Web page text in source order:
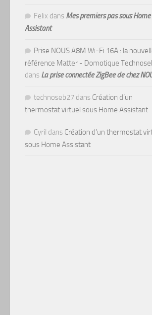
Felix dans Mes premiers pas sous Home
Assistant
Prise NOUS A8M Wi-Fi 16A : la
référence Matter - Domotique
dans La prise connectée ZigBee de chez
technoseb27 dans Création d’un
thermostat virtuel sous Home Assistant
Cyril dans Création d’un thermostat
sous Home Assistant